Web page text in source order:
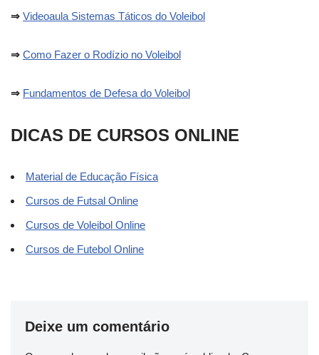
⇒ Videoaula Sistemas Táticos do Voleibol
⇒ Como Fazer o Rodízio no Voleibol
⇒ Fundamentos de Defesa do Voleibol
DICAS DE CURSOS ONLINE
Material de Educação Física
Cursos de Futsal Online
Cursos de Voleibol Online
Cursos de Futebol Online
Deixe um comentário